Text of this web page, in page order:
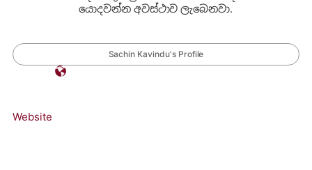
යොදවන්න අවස්ථාව ලැබෙනවා.
Sachin Kavindu's Profile
Website